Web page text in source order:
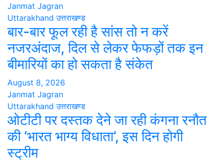
Janmat Jagran
Uttarakhand उत्तराखण्ड
बार-बार फूल रही है सांस तो न करें
नजरअंदाज, दिल से लेकर फेफड़ों तक इन
बीमारियों का हो सकता है संकेत
August 8, 2026
Janmat Jagran
Uttarakhand उत्तराखण्ड
ओटीटी पर दस्तक देने जा रही कंगना रनौत
की ‘भारत भाग्य विधाता’, इस दिन होगी
स्ट्रीम